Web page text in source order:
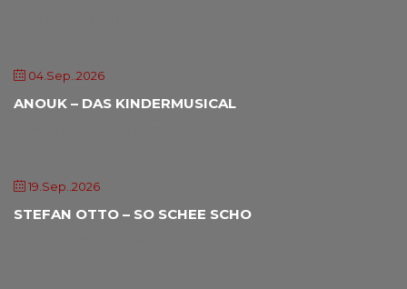
04.Sep..2026
ANOUK – DAS KINDERMUSICAL
19.Sep..2026
STEFAN OTTO – SO SCHEE SCHO